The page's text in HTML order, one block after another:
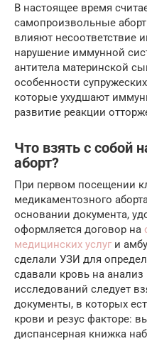
В настоящее время
самопроизвольные
влияют несоответствие
нарушение иммунной
антитела материнской
особенности
которые ухудшают
развитие реакции
Что взять с собой
аборт?
При первом посещении
медикаментозного
основании документа,
оформляется договор на
медицинских услуг и
сделали УЗИ для
сдавали кровь на
исследований следует
документы, в которых
крови и резус факторе:
диспансерная книжка